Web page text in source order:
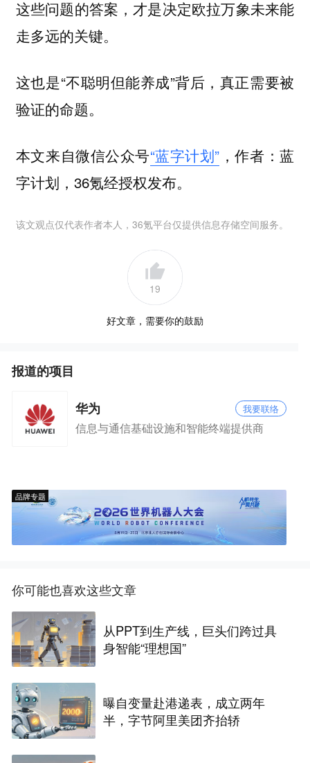
这些问题的答案，才是决定欧拉万象未来能
走多远的关键。
这也是“不聪明但能养成”背后，真正需要被
验证的命题。
本文来自微信公众号“蓝字计划” ，作者：蓝
字计划，36氪经授权发布。
该文观点仅代表作者本人，36氪平台仅提供信息存储空间服务。
19
好文章，需要你的鼓励
报道的项目
华为 我要联络
信息与通信基础设施和智能终端提供商
品牌专题
你可能也喜欢这些文章
从PPT到生产线，巨头们跨过具
身智能“理想国”
曝自变量赴港递表，成立两年
半，字节阿里美团齐抬轿